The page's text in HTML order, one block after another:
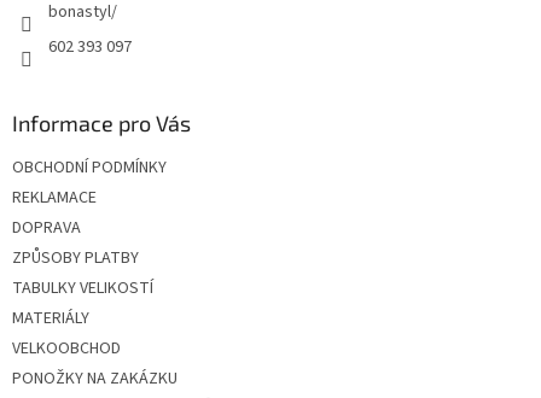
bonastyl/
602 393 097
Informace pro Vás
OBCHODNÍ PODMÍNKY
REKLAMACE
DOPRAVA
ZPŮSOBY PLATBY
TABULKY VELIKOSTÍ
MATERIÁLY
VELKOOBCHOD
PONOŽKY NA ZAKÁZKU